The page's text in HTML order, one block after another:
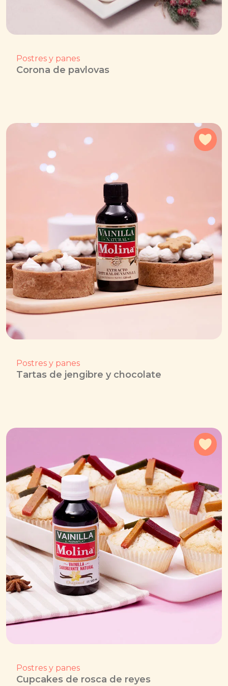
Postres y panes
Corona de pavlovas
Postres y panes
Tartas de jengibre y chocolate
Postres y panes
Cupcakes de rosca de reyes